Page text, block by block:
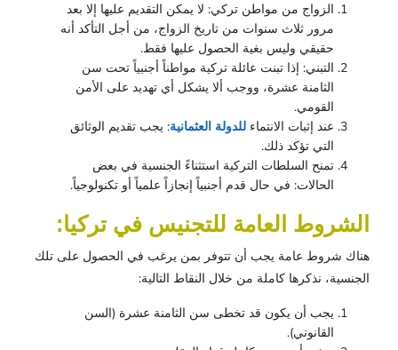
الزواج من مواطن تركي: لا يمكن التقديم عليها إلا بعد
مرور ثلاث سنوات من تاريخ الزواج، من أجل التأكد أنه
حقيقي وليس بغية الحصول عليها فقط.
التبني: إذا تبنت عائلة تركية مواطناً أجنبياً تحت سن
الثامنة عشرة، ووجب ألا يشكل أي تهديد على الأمن
القومي.
عند إثبات الانتماء للدولة العثمانية: يجب تقديم الوثائق
التي تؤكد ذلك.
تمنح السلطات التركية استثناءً الجنسية في بعض
الحالات: في حال قدم أجنبياً إنجازاً علمياً أو تكنولوجياً.
الشروط العامة للتجنيس في تركيا:
هناك شروط عامة يجب أن تتوفر بمن يرغب في الحصول على تلك
الجنسية، نذكرها كاملة من خلال النقاط التالية:
يجب أن يكون قد تخطى سن الثامنة عشرة (السن
القانوني).